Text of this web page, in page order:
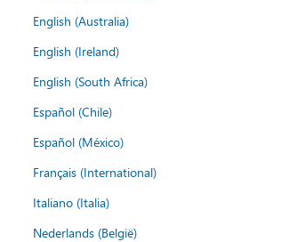
English (Australia)
English (Ireland)
English (South Africa)
Español (Chile)
Español (México)
Français (International)
Italiano (Italia)
Nederlands (België)